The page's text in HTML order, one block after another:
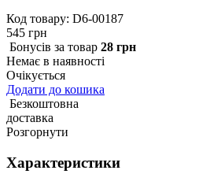
Код товару: D6-00187
545 грн
Бонусiв за товар 28 грн
Немає в наявності
Очікується
Додати до кошика
Безкоштовна
доставка
Розгорнути
Характеристики